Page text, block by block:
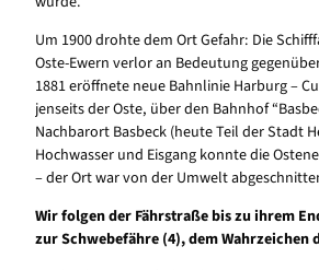
Um 1900 drohte dem Ort Gefahr: Die
Oste-Ewern verlor an Bedeutung
1881 eröffnete neue Bahnlinie Harburg –
jenseits der Oste, über den Bahnhof
Nachbarort Basbeck (heute Teil der Stadt
Hochwasser und Eisgang konnte die
– der Ort war von der Umwelt
Wir folgen der Fährstraße bis zu ihrem
zur Schwebefähre (4), dem Wahrzeichen